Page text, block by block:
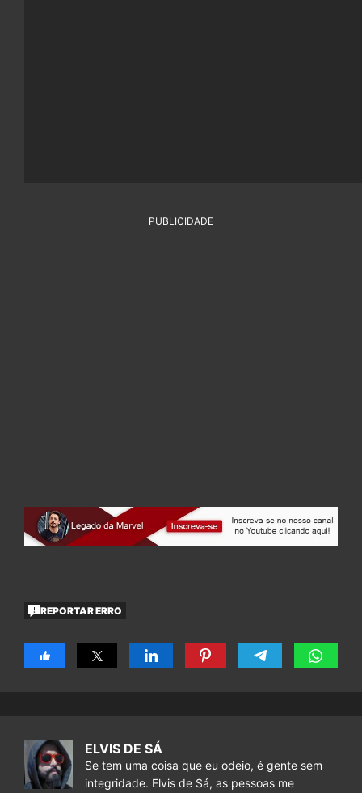
PUBLICIDADE
REPORTAR ERRO
ELVIS DE SÁ
Se tem uma coisa que eu odeio, é gente sem
integridade. Elvis de Sá, as pessoas me